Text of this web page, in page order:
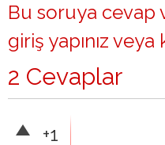
Bu soruya cevap
giriş yapınız veya
2 Cevaplar
+1